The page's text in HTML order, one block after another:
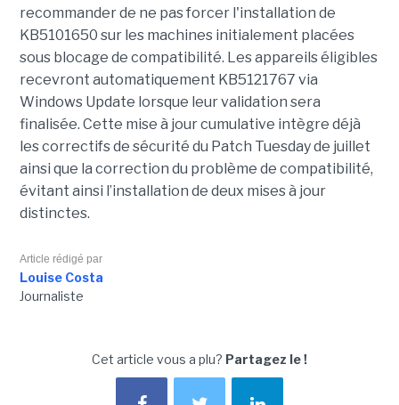
recommander de ne pas forcer l'installation de
KB5101650 sur les machines initialement placées
sous blocage de compatibilité. Les appareils éligibles
recevront automatiquement KB5121767 via
Windows Update lorsque leur validation sera
finalisée. Cette mise à jour cumulative intègre déjà
les correctifs de sécurité du Patch Tuesday de juillet
ainsi que la correction du problème de compatibilité,
évitant ainsi l’installation de deux mises à jour
distinctes.
Article rédigé par
Louise Costa
Journaliste
Cet article vous a plu? Partagez le !